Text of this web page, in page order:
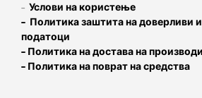
– Услови на користење
– Политика заштита на доверливи
податоци
– Политика на достава на производи
– Политика на поврат на средства